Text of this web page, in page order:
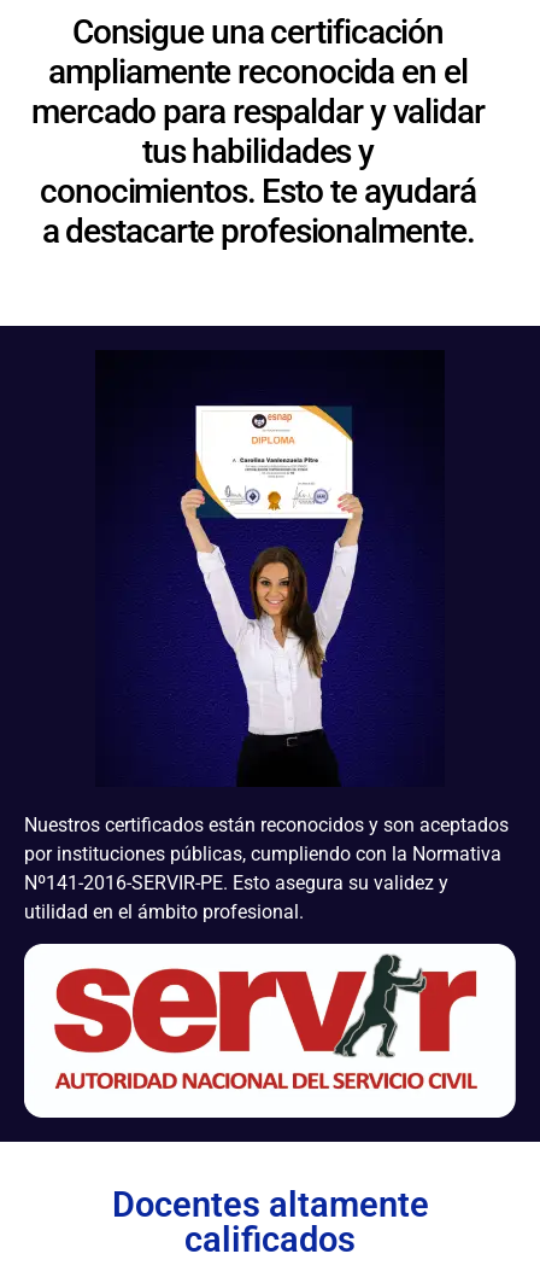
Consigue una certificación
ampliamente reconocida en el
mercado para respaldar y validar
tus habilidades y
conocimientos. Esto te ayudará
a destacarte profesionalmente.
Nuestros certificados están reconocidos y son aceptados
por instituciones públicas, cumpliendo con la Normativa
Nº141-2016-SERVIR-PE. Esto asegura su validez y
utilidad en el ámbito profesional.
Docentes altamente
calificados